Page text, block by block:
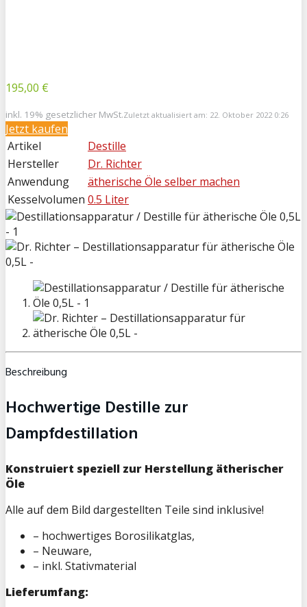
195,00 €
inkl. 19% gesetzlicher MwSt.Zuletzt aktualisiert am: 22. Oktober 2022 0:26
Jetzt kaufen
Artikel
Destille
Hersteller
Dr. Richter
Anwendung
ätherische Öle selber machen
Kesselvolumen 0.5 Liter
Beschreibung
Hochwertige Destille zur
Dampfdestillation
Konstruiert speziell zur Herstellung ätherischer
Öle
Alle auf dem Bild dargestellten Teile sind inklusive!
– hochwertiges Borosilikatglas,
– Neuware,
– inkl. Stativmaterial
Lieferumfang: